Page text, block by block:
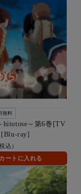
無料
hitotose～第6巻[TV
ray]
込）
カートに入れる